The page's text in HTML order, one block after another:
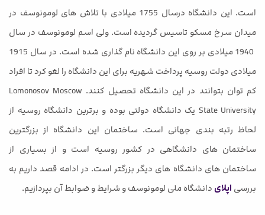
است. این دانشگاه درسال 1755 میلادی با تلاش های لومونوسف در
میدان سرخ مسکو تاسیس گردیده است. ولی اسم لومونوسف در سال
1940 میلادی بر روی این دانشگاه نام گذاری شده است. در سال 1915
میلادی دولت روسیه پرداخت شهریه برای این دانشگاه را لغو کرد تا افراد
کم توان بتوانند در این دانشگاه تحصیل کنند. Lomonosov Moscow
State University یک دانشگاه دولتی بوده و برترین دانشگاه روسیه از
لحاظ رتبه بندی جهانی است. ساختمان این دانشگاه از بزرگترین
ساختمان های دانشگاهی در کشور روسیه است و از بسیاری از
ساختمان های دانشگاه های دیگر بزرگتر است. در ادامه قصد داریم به
بررسی اپلایدانشگاه ملی لومونوسف و شرایط و ضوابط آن بپردازیم.